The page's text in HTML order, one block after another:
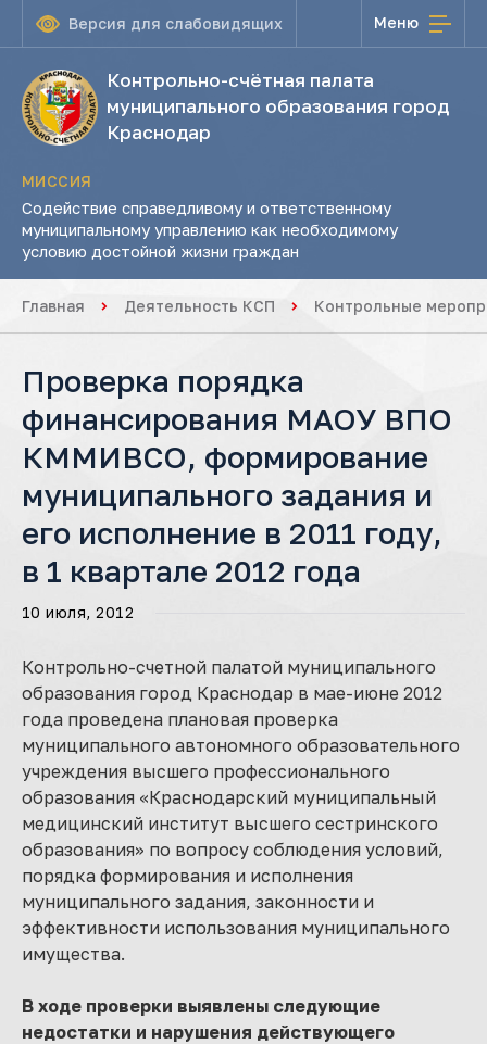
Версия для слабовидящих Меню
Контрольно-счётная палата
муниципального образования город
Краснодар
МИССИЯ
Содействие справедливому и ответственному
муниципальному управлению как необходимому
условию достойной жизни граждан
Главная Деятельность КСП Контрольные
Проверка порядка
финансирования МАОУ ВПО
КММИВСО, формирование
муниципального задания и
его исполнение в 2011 году,
в 1 квартале 2012 года
10 июля, 2012
Контрольно-счетной палатой муниципального
образования город Краснодар в мае-июне 2012
года проведена плановая проверка
муниципального автономного образовательного
учреждения высшего профессионального
образования «Краснодарский муниципальный
медицинский институт высшего сестринского
образования» по вопросу соблюдения условий,
порядка формирования и исполнения
муниципального задания, законности и
эффективности использования муниципального
имущества.
В ходе проверки выявлены следующие
недостатки и нарушения действующего